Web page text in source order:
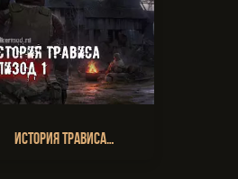
История Трависа…